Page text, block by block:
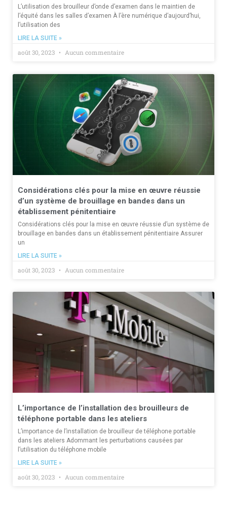
L’utilisation des brouilleur d’onde d’examen dans le maintien de
l’équité dans les salles d’examen À l’ère numérique d’aujourd’hui,
l’utilisation des
LIRE LA SUITE »
août 30, 2023 Aucun commentaire
Considérations clés pour la mise en œuvre réussie
d’un système de brouillage en bandes dans un
établissement pénitentiaire
Considérations clés pour la mise en œuvre réussie d’un système de
brouillage en bandes dans un établissement pénitentiaire Assurer
un
LIRE LA SUITE »
août 30, 2023 Aucun commentaire
L’importance de l’installation des brouilleurs de
téléphone portable dans les ateliers
L’importance de l’installation de brouilleur de téléphone portable
dans les ateliers Adommant les perturbations causées par
l’utilisation du téléphone mobile
LIRE LA SUITE »
août 30, 2023 Aucun commentaire